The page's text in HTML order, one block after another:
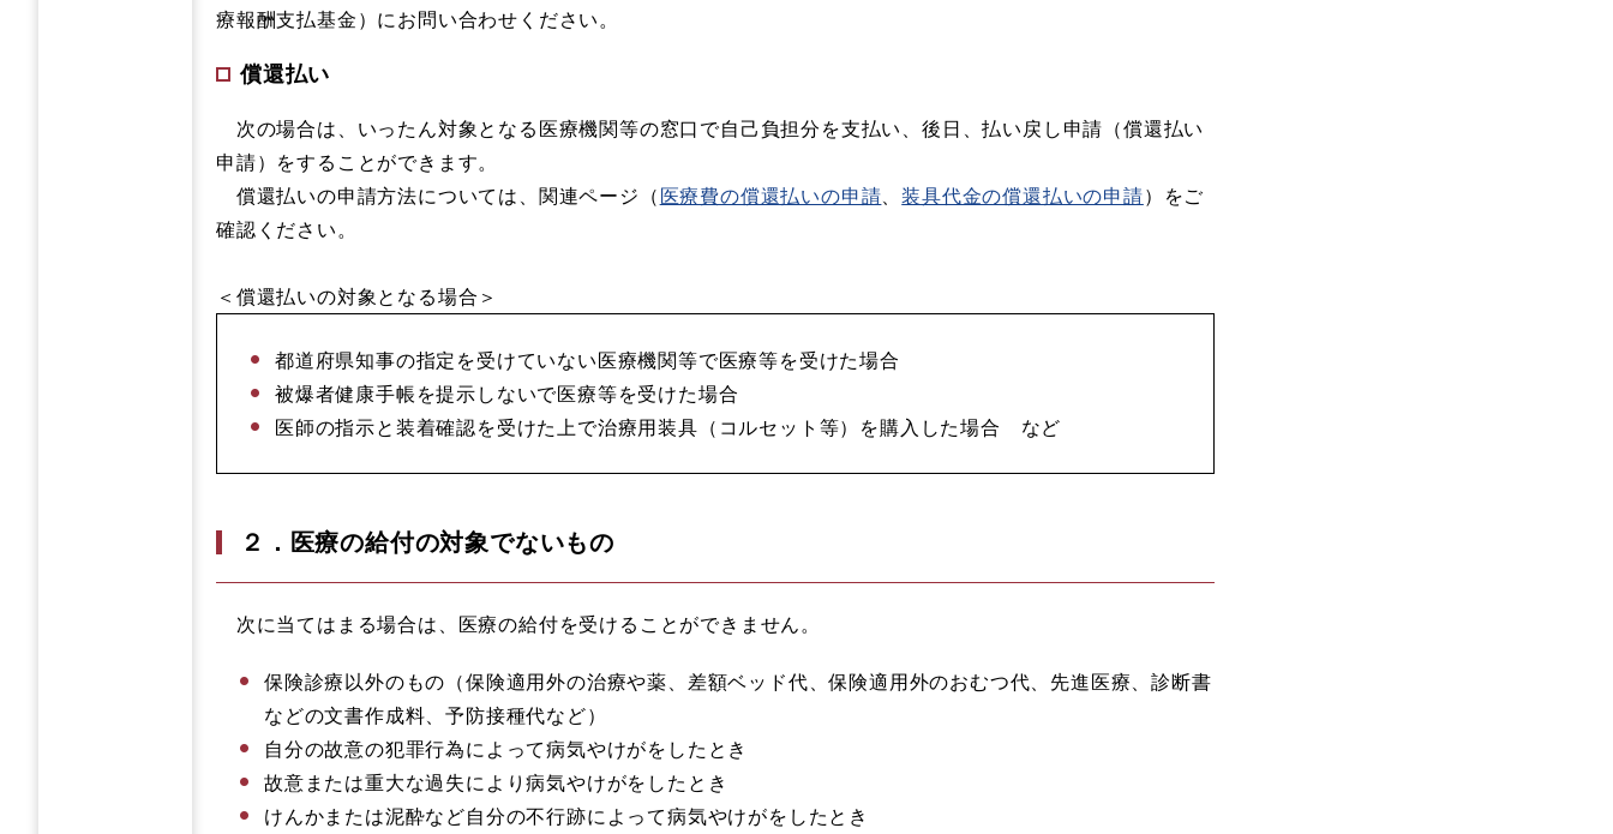
療報酬支払基金）にお問い合わせください。
償還払い
次の場合は、いったん対象となる医療機関等の窓口で自己負担分を支払い、後日、払い戻し申請（償還払い
申請）をすることができます。
償還払いの申請方法については、関連ページ（医療費の償還払いの申請、装具代金の償還払いの申請）をご
確認ください。
＜償還払いの対象となる場合＞
都道府県知事の指定を受けていない医療機関等で医療等を受けた場合
被爆者健康手帳を提示しないで医療等を受けた場合
医師の指示と装着確認を受けた上で治療用装具（コルセット等）を購入した場合 など
２．医療の給付の対象でないもの
次に当てはまる場合は、医療の給付を受けることができません。
保険診療以外のもの（保険適用外の治療や薬、差額ベッド代、保険適用外のおむつ代、先進医療、診断書
などの文書作成料、予防接種代など）
自分の故意の犯罪行為によって病気やけがをしたとき
故意または重大な過失により病気やけがをしたとき
けんかまたは泥酔など自分の不行跡によって病気やけがをしたとき